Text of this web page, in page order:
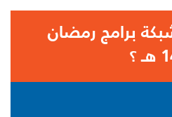
برامج رمضان